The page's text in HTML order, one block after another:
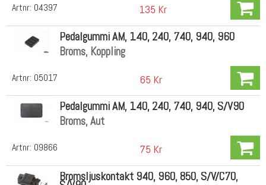
Artnr: 04397 135 Kr
Artnr: 05017
Pedalgummi AM, 140, 240, 740, 940, 960
Broms, Koppling
65 Kr
Artnr: 09866
Pedalgummi AM, 140, 240, 740, 940, S/V90
Broms, Aut
75 Kr
Bromsljuskontakt 940, 960, 850, S/V/C70,